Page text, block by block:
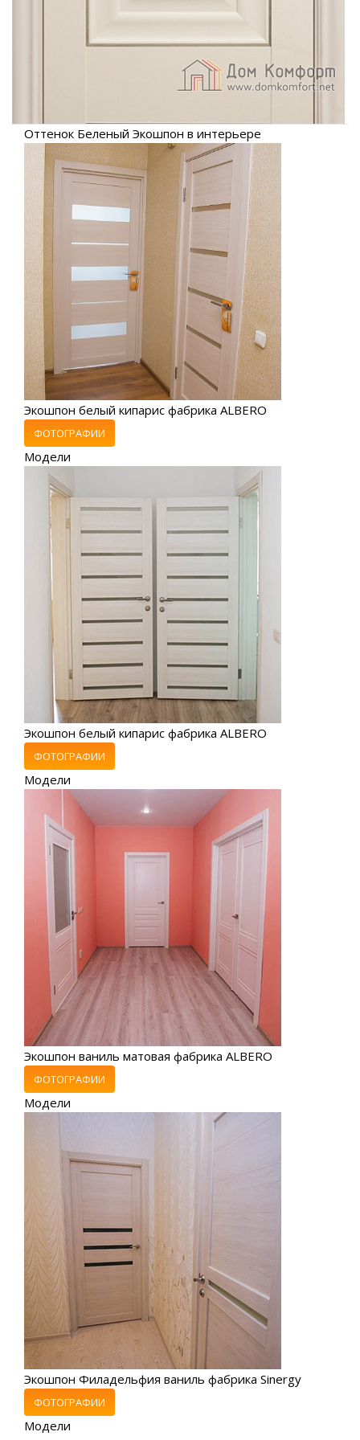
Оттенок Беленый Экошпон в интерьере
Экошпон белый кипарис фабрика ALBERO
ФОТОГРАФИИ
Модели
Экошпон белый кипарис фабрика ALBERO
ФОТОГРАФИИ
Модели
Экошпон ваниль матовая фабрика ALBERO
ФОТОГРАФИИ
Модели
Экошпон Филадельфия ваниль фабрика Sinergy
ФОТОГРАФИИ
Модели